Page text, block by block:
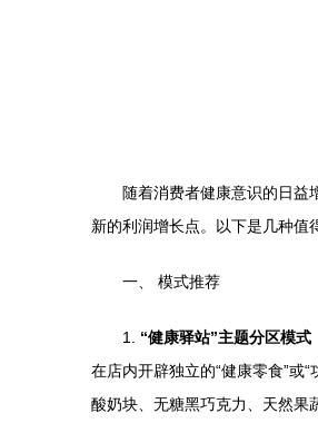
随着消费者健康意识的日益
新的利润增长点。以下是几种值
一、 模式推荐
1. “健康驿站”主题分区模式
在店内开辟独立的“健康零食”或
酸奶块、无糖黑巧克力、天然果